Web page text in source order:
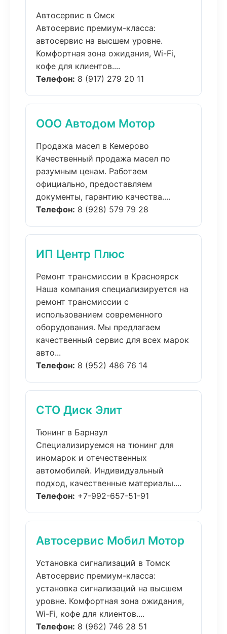
Автосервис в Омск
Автосервис премиум-класса:
автосервис на высшем уровне.
Комфортная зона ожидания, Wi-Fi,
кофе для клиентов....
Телефон: 8 (917) 279 20 11
ООО Автодом Мотор
Продажа масел в Кемерово
Качественный продажа масел по
разумным ценам. Работаем
официально, предоставляем
документы, гарантию качества....
Телефон: 8 (928) 579 79 28
ИП Центр Плюс
Ремонт трансмиссии в Красноярск
Наша компания специализируется на
ремонт трансмиссии с
использованием современного
оборудования. Мы предлагаем
качественный сервис для всех марок
авто...
Телефон: 8 (952) 486 76 14
СТО Диск Элит
Тюнинг в Барнаул
Специализируемся на тюнинг для
иномарок и отечественных
автомобилей. Индивидуальный
подход, качественные материалы....
Телефон: +7-992-657-51-91
Автосервис Мобил Мотор
Установка сигнализаций в Томск
Автосервис премиум-класса:
установка сигнализаций на высшем
уровне. Комфортная зона ожидания,
Wi-Fi, кофе для клиентов....
Телефон: 8 (962) 746 28 51